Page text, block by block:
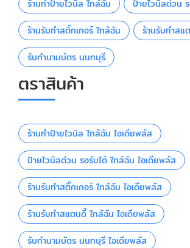
ร้านทําป้ายไวนิล ใกล้ฉัน
ป้ายไวนิลด่วน
ร้านรับทําสติ๊กเกอร์ ใกล้ฉัน
ร้านรับทําสแ
รับทำนามบัตร นนทบุรี
ตราสินค้า
ร้านทําป้ายไวนิล ใกล้ฉัน ไอเดียพลัส
ป้ายไวนิลด่วน รอรับได้ ใกล้ฉัน ไอเดียพลัส
ร้านรับทําสติ๊กเกอร์ ใกล้ฉัน ไอเดียพลัส
ร้านรับทําสแตนดี้ ใกล้ฉัน ไอเดียพลัส
รับทำนามบัตร นนทบุรี ไอเดียพลัส